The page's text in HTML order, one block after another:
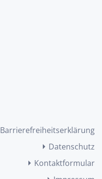
Barrierefreiheitserklärung
Datenschutz
Kontaktformular